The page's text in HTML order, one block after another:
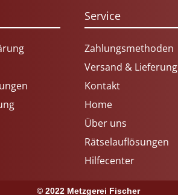
Service
Zahlungsmethoden
Versand & Lieferung
Kontakt
Home
Über uns
Rätselauflösungen
Hilfecenter
© 2022 Metzgerei Fischer